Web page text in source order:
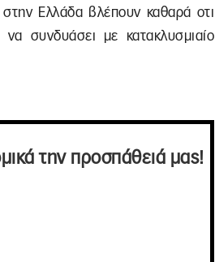
Ελλάδα βλέπουν καθαρά οτι
συνδυάσει με κατακλυσμιαίο
την προσπάθειά μας!